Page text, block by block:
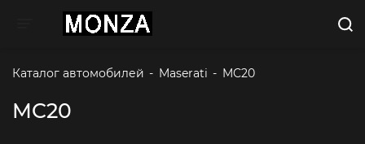
Toggle navigation
Каталог автомобилей - Maserati - MC20
MC20